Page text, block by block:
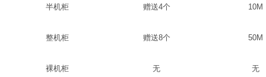
半机柜 赠送4个 10M
整机柜 赠送8个 50M
裸机柜 无 无